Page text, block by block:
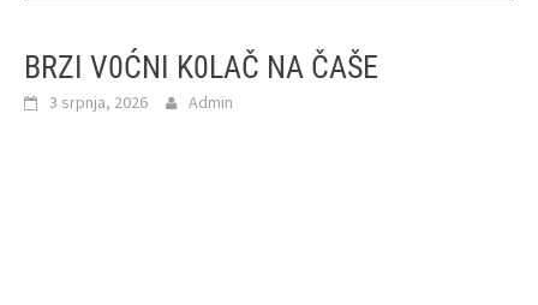
BRZI V0ĆNI K0LAČ NA ČAŠE
3 srpnja, 2026 Admin